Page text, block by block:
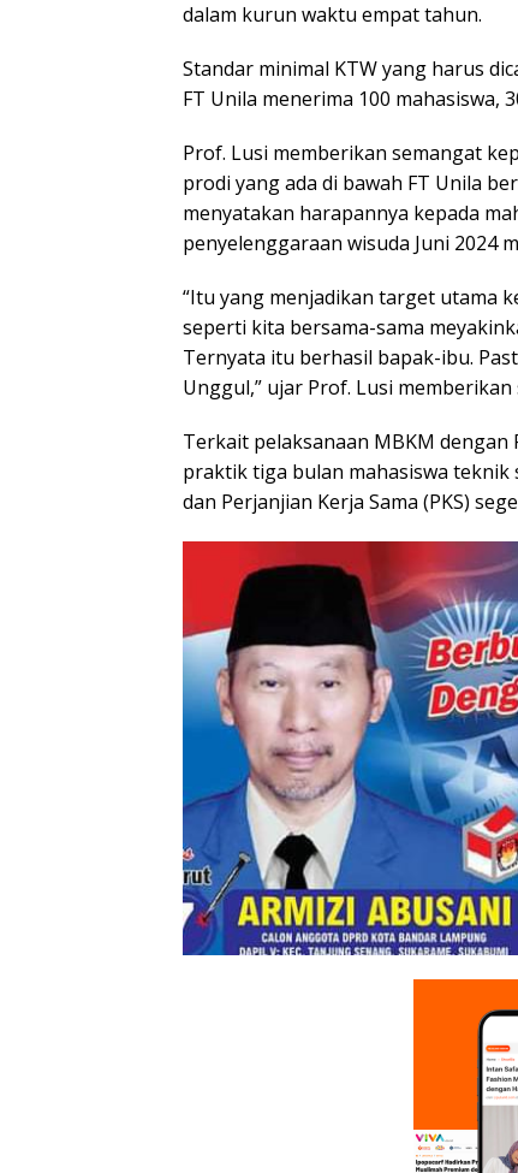
dalam kurun waktu empat tahun.
Standar minimal KTW yang harus
FT Unila menerima 100 mahasiswa,
Prof. Lusi memberikan semangat
prodi yang ada di bawah FT Unila
menyatakan harapannya kepada
penyelenggaraan wisuda Juni 2024
“Itu yang menjadikan target utama
seperti kita bersama-sama
Ternyata itu berhasil bapak-ibu.
Unggul,” ujar Prof. Lusi
Terkait pelaksanaan MBKM
praktik tiga bulan mahasiswa teknik
dan Perjanjian Kerja Sama (PKS)